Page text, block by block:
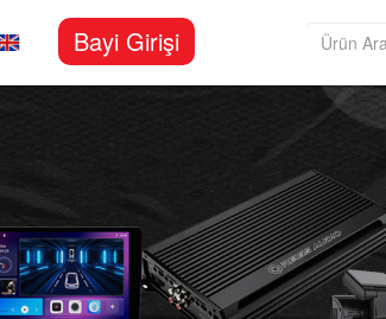
Bayi Girişi